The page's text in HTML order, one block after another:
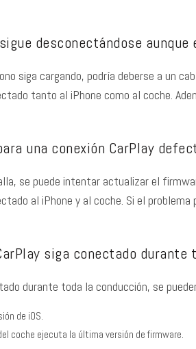
desconectándose
siga cargando, podría deberse a un
tanto al iPhone como al coche.
una conexión CarPlay
se puede intentar actualizar el
al iPhone y al coche. Si el
siga conectado durante
durante toda la conducción, se
de iOS.
coche ejecuta la última versión de firmware.